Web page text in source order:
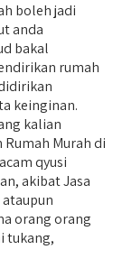
boleh jadi
anda
bakal
rumah
keinginan.
kalian
Murah di
qyusi
akibat Jasa
orang orang
tukang,